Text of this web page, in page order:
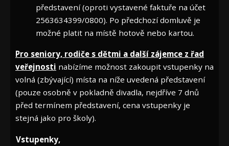
představení (oproti vystavené faktuře na účet
2563634399/0800). Po předchozí domluvě je
možné platit na místě hotově nebo kartou.
Pro seniory, rodiče s dětmi a další zájemce z řad
veřejnosti nabízíme možnost zakoupit vstupenky na
volná (zbývající) místa na níže uvedená představení
(pouze osobně v pokladně divadla, nejdříve 7 dnů
před termínem představení, cena vstupenky je
stejná jako pro školy).
Vstupenky,